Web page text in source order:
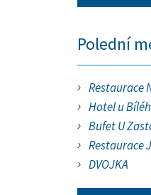
Polední
Restaurace
Hotel u
Bufet U
Restaurace
DVOJKA